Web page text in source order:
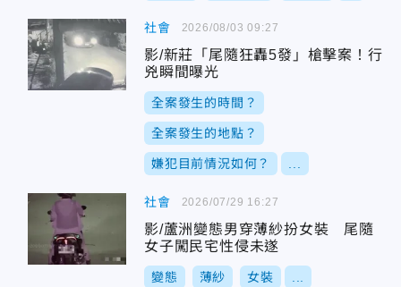
社會
影/新莊「尾隨狂轟5發」槍擊案！行
兇瞬間曝光
全案發生的時間？
全案發生的地點？
嫌犯目前情況如何？
2026/08/03 09:27
社會
影/蘆洲變態男穿薄紗扮女裝 尾隨
女子闖民宅性侵未遂
變態 薄紗 女裝
2026/07/29 16:27